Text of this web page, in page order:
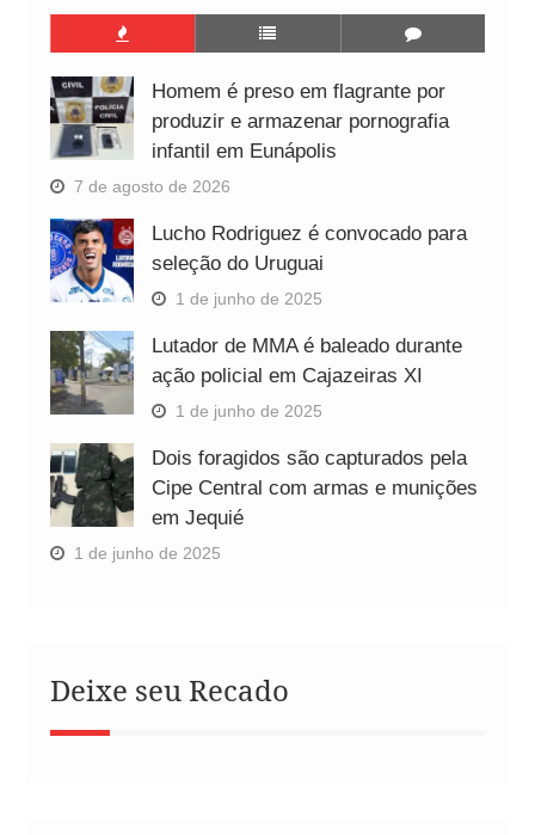
Homem é preso em flagrante por
produzir e armazenar pornografia
infantil em Eunápolis
7 de agosto de 2026
Lucho Rodriguez é convocado para
seleção do Uruguai
1 de junho de 2025
Lutador de MMA é baleado durante
ação policial em Cajazeiras XI
1 de junho de 2025
Dois foragidos são capturados pela
Cipe Central com armas e munições
em Jequié
1 de junho de 2025
Deixe seu Recado